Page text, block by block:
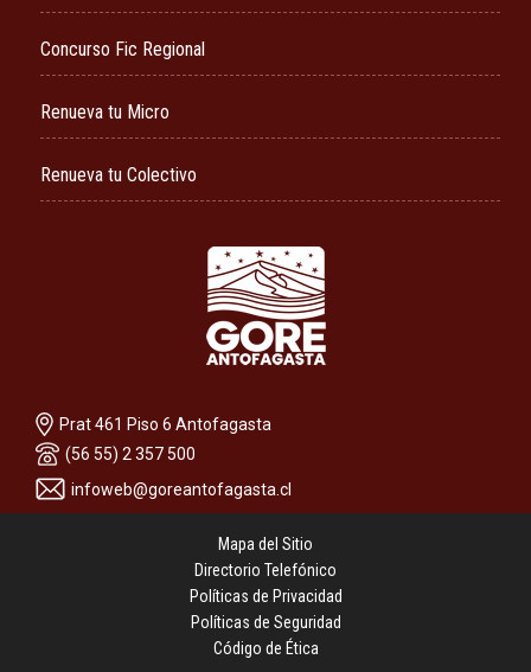
Concurso Fic Regional
Renueva tu Micro
Renueva tu Colectivo
Prat 461 Piso 6 Antofagasta
(56 55) 2 357 500
infoweb@goreantofagasta.cl
Mapa del Sitio
Directorio Telefónico
Políticas de Privacidad
Políticas de Seguridad
Código de Ética